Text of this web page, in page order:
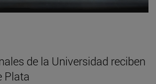
de la Universidad reciben
Plata